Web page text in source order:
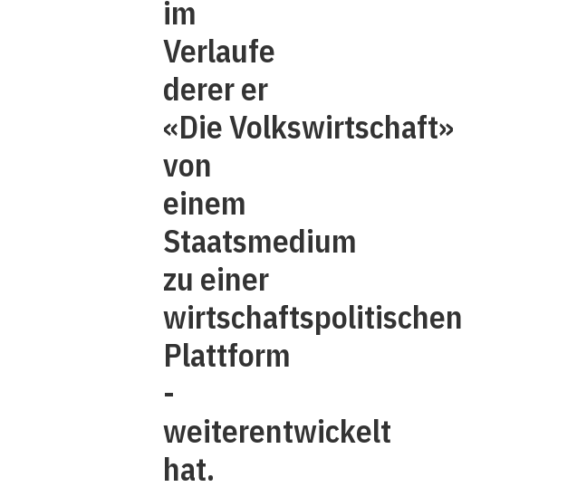
im
Verlaufe
derer er
«Die Volkswirtschaft»
von
einem
Staatsmedium
zu einer
wirtschaftspolitischen
Plattform
­
weiterentwickelt
hat.